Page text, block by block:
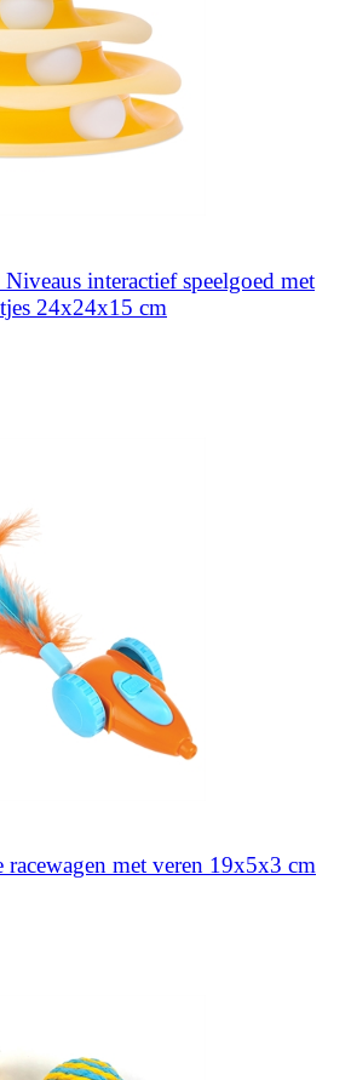
interactief speelgoed met
24x24x15 cm
racewagen met veren 19x5x3 cm